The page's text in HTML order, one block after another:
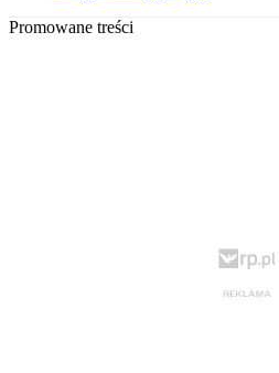
Promowane treści